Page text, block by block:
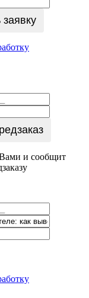
и сообщит